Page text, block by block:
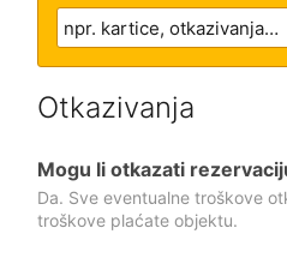
Otkazivanja
Mogu li otkazati
Da. Sve eventualne troškove
troškove plaćate objektu.